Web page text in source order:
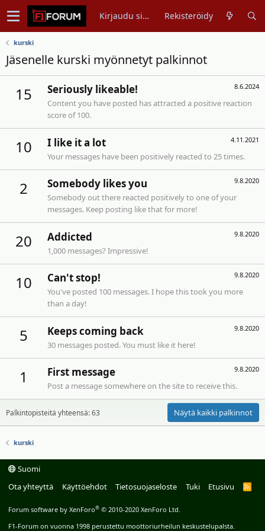
Kirjaudu sisään Rekisteröidy
kurski
Jäsenelle kurski myönnetyt palkinnot
15 8.6.2024
Seriously likeable!
Content you have posted has attracted a positive reaction
score of 100.
10 4.11.2021
I like it a lot
Your messages have been positively reacted to 25 times.
2 9.8.2020
Somebody likes you
Somebody out there reacted positively to one of your
messages. Keep posting like that for more!
20 9.8.2020
Addicted
1,000 messages? Impressive!
10 9.8.2020
Can't stop!
You've posted 100 messages. I hope this took you more
than a day!
5 9.8.2020
Keeps coming back
30 messages posted. You must like it here!
1 9.8.2020
First message
Post a message somewhere on the site to receive this.
Palkintopisteitä yhteensä: 63 Näytä kaikki palkinnot
kurski
Suomi
Ota yhteyttä
Käyttöehdot Tietosuojaseloste Tuki Etusivu
R
Forum software by XenForo® © 2010-2020 XenForo Ltd.
F1-Forum on vuonna 1998 perustettu moottoriurheilun keskustelupalsta.